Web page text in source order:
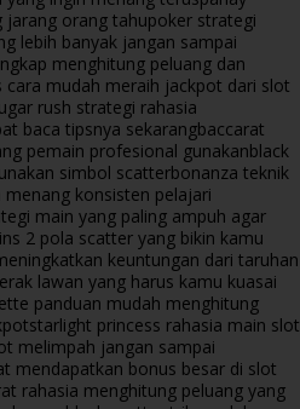
jarang orang tahupoker strategi
lebih banyak jangan sampai
menghitung peluang dan
cara mudah meraih jackpot dari slot
rush strategi rahasia
baca tipsnya sekarangbaccarat
pemain profesional gunakanblack
simbol scatterbonanza teknik
konsisten pelajari
main yang paling ampuh agar
2 pola scatter yang bikin kamu
keuntungan dari taruhan
lawan yang harus kamu kuasai
panduan mudah menghitung
starlight princess rahasia main slot
melimpah jangan sampai
mendapatkan bonus besar di slot
rahasia menghitung peluang yang